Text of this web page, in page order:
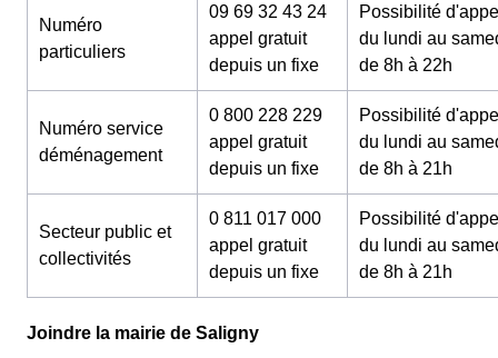
Numéro
particuliers
09 69 32 43 24
appel gratuit
depuis un fixe
Possibilité
du lundi au
de 8h à 22h
Numéro service
déménagement
0 800 228 229
appel gratuit
depuis un fixe
Possibilité
du lundi au
de 8h à 21h
Secteur public et
collectivités
0 811 017 000
appel gratuit
depuis un fixe
Possibilité
du lundi au
de 8h à 21h
Joindre la mairie de Saligny